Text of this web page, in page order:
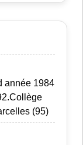
année 1984
(95)